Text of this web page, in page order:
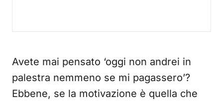
Avete mai pensato ‘oggi non andrei in
palestra nemmeno se mi pagassero’?
Ebbene, se la motivazione è quella che